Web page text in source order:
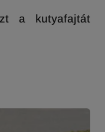
a kutyafajtát